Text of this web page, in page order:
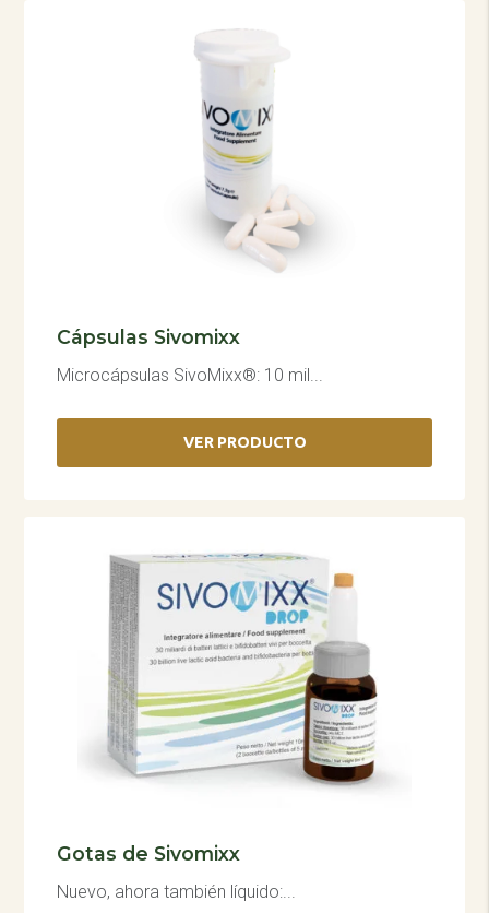
Cápsulas Sivomixx
Microcápsulas SivoMixx®: 10 mil...
VER PRODUCTO
Gotas de Sivomixx
Nuevo, ahora también líquido:...